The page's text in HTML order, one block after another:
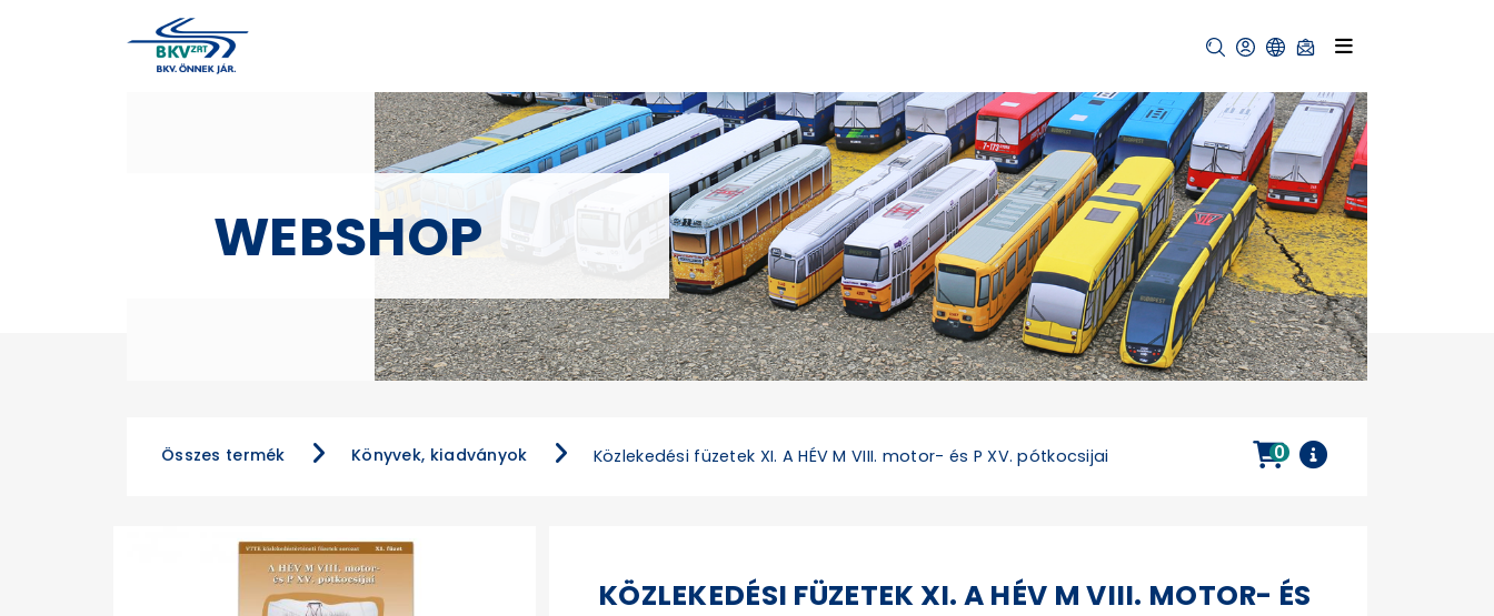
WEBSHOP
Összes termék Könyvek, kiadványok Közlekedési füzetek XI. A HÉV M VIII. motor- és P XV. pótkocsijai 0
KÖZLEKEDÉSI FÜZETEK XI. A HÉV M VIII. MOTOR- ÉS